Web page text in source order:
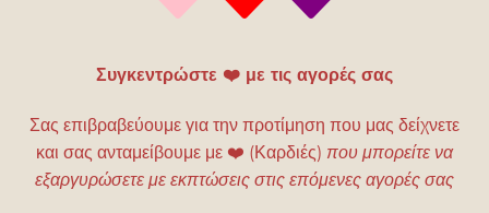
Συγκεντρώστε ❤️ με τις αγορές σας
Σας επιβραβεύουμε για την προτίμηση που μας δείχνετε
και σας ανταμείβουμε με ❤️ (Καρδιές) που μπορείτε να
εξαργυρώσετε με εκπτώσεις στις επόμενες αγορές σας